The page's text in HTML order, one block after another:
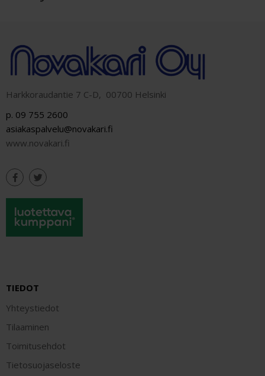
Harkkoraudantie 7 C-D, 00700 Helsinki
p. 09 755 2600
asiakaspalvelu@novakari.fi
www.novakari.fi
TIEDOT
Yhteystiedot
Tilaaminen
Toimitusehdot
Tietosuojaseloste